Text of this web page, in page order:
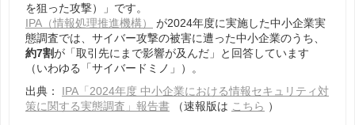
を狙った攻撃）」です。
IPA（情報処理推進機構）
が2024年度に実施した中小企業実
態調査では、サイバー攻撃の被害に遭った中小企業のうち、
約7割が「取引先にまで影響が及んだ」と回答しています
（いわゆる「サイバードミノ」）。
出典：
IPA「2024年度 中小企業における情報セキュリティ対
策に関する実態調査」報告書
（速報版は こちら ）